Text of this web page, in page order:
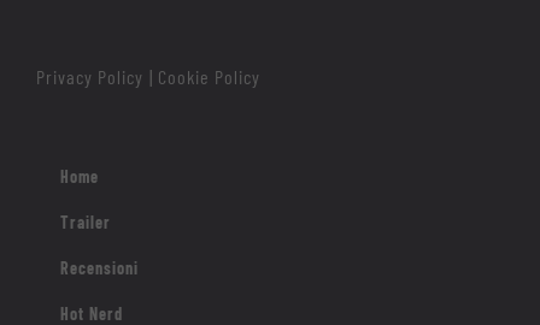
Privacy Policy | Cookie Policy
Home
Trailer
Recensioni
Hot Nerd